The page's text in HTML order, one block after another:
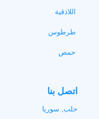
اللاذقية
طرطوس
حمص
اتصل بنا
حلب, سوريا